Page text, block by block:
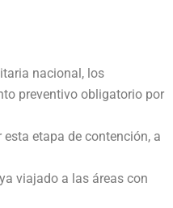
nacional, los
preventivo obligatorio por
etapa de contención, a
viajado a las áreas con